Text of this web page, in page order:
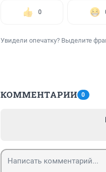
0
Увидели опечатку? Выделите
КОММЕНТАРИИ 0